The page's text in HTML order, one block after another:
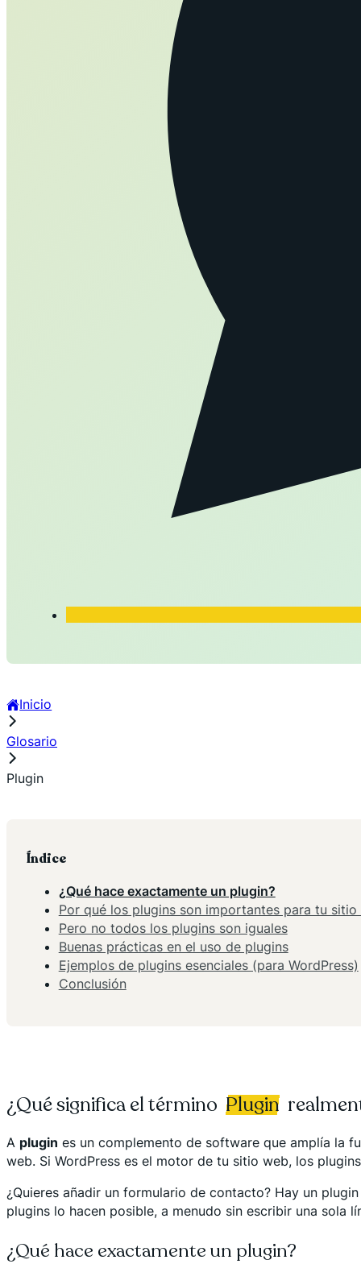
Inicio
Glosario
Plugin
¿Qué significa el término Plugin
A plugin es un complemento de software que amplía la
web. Si WordPress es el motor de tu sitio web, los
¿Quieres añadir un formulario de contacto? Hay un
plugins lo hacen posible, a menudo sin escribir una sola
¿Qué hace exactamente un plugin?
Índice
¿Qué hace exactamente un plugin?
Por qué los plugins son importantes para tu sitio
Pero no todos los plugins son iguales
Buenas prácticas en el uso de plugins
Ejemplos de plugins esenciales (para WordPress)
Conclusión